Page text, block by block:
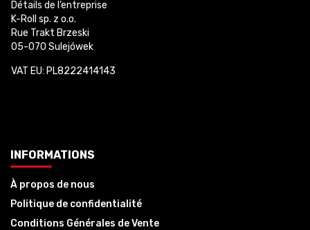
Détails de l’entreprise
K-Roll sp. z o.o.
Rue Trakt Brzeski
05-070 Sulejówek
VAT EU: PL8222414143
INFORMATIONS
À propos de nous
Politique de confidentialité
Conditions Générales de Vente